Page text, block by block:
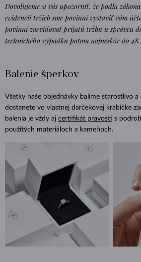
Dovoľujeme si vás upozorniť, že podľa
evidencii tržieb sme povinní vystaviť vám
povinní zaevidovať prijatú tržbu u správcu
technického výpadku potom najneskôr do 48
Balenie šperkov
Všetky naše objednávky balíme starostlivo a
dostanete vo vlastnej darčekovej krabičke
balenia je vždy aj certifikát pravosti s
použitých materiáloch a kameňoch.